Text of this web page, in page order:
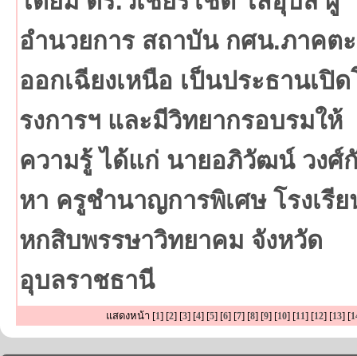
อำนวยการ สถาบัน กศน.ภาคต
ออกเฉียงเหนือ เป็นประธานเปิ
รงการฯ และมีวิทยากรอบรมให้
ความรู้ ได้แก่ นายอภิวัฒน์ วงศ์
หา ครูชำนาญการพิเศษ โรงเรีย
หกสิบพรรษาวิทยาคม จังหวัด
อุบลราชธานี
แสดงหน้า [1] [2] [3] [4] [5] [6] [7] [8] [9] [10] [11] [12] [13] [